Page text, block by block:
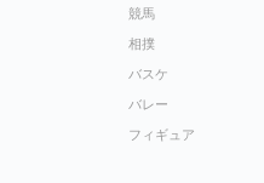
競馬
相撲
バスケ
バレー
フィギュア